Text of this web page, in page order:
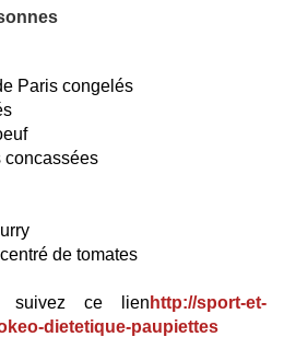
Paris congelés
concassées
de tomates
suivez ce lien http://sport-et-
dietetique-paupiettes